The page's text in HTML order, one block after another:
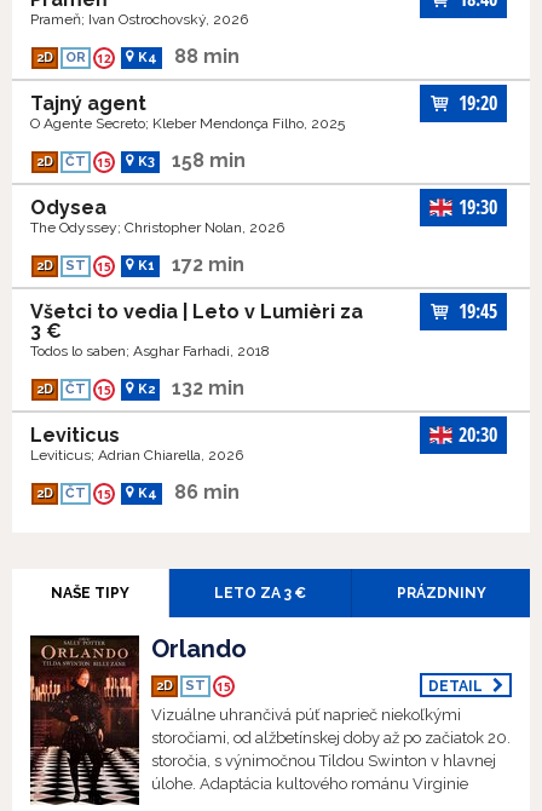
Prameň; Ivan Ostrochovský, 2026
2D OR 12 K4 88 min
Tajný agent
O Agente Secreto; Kleber Mendonça Filho, 2025
2D ČT 15 K3 158 min
19:20
Odysea
The Odyssey; Christopher Nolan, 2026
2D ST 15 K1 172 min
19:30
Všetci to vedia | Leto v Lumièri za
3 €
Todos lo saben; Asghar Farhadi, 2018
2D ČT 15 K2 132 min
19:45
Leviticus
Leviticus; Adrian Chiarella, 2026
2D ČT 15 K4 86 min
20:30
NAŠE TIPY LETO ZA 3 € PRÁZDNINY
Orlando
2D ST 15 DETAIL
Vizuálne uhrančivá púť naprieč niekoľkými
storočiami, od alžbetínskej doby až po začiatok 20.
storočia, s výnimočnou Tildou Swinton v hlavnej
úlohe. Adaptácia kultového románu Virginie